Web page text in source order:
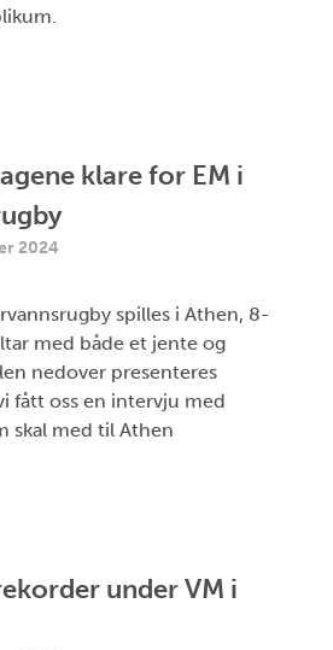
klare for EM i
2024
spilles i Athen, 8-
med både et jente og
nedover presenteres
fått oss en intervju med
skal med til Athen
under VM i